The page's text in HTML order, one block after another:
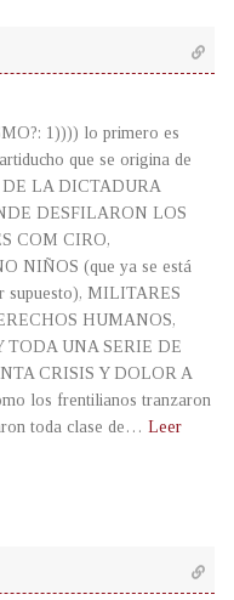
1)))) lo primero es
que se origina de
DE LA DICTADURA
DESFILARON LOS
COM CIRO,
NIÑOS (que ya se está
supuesto), MILITARES
HUMANOS,
TODA UNA SERIE DE
CRISIS Y DOLOR A
los frentilianos tranzaron
toda clase de… Leer